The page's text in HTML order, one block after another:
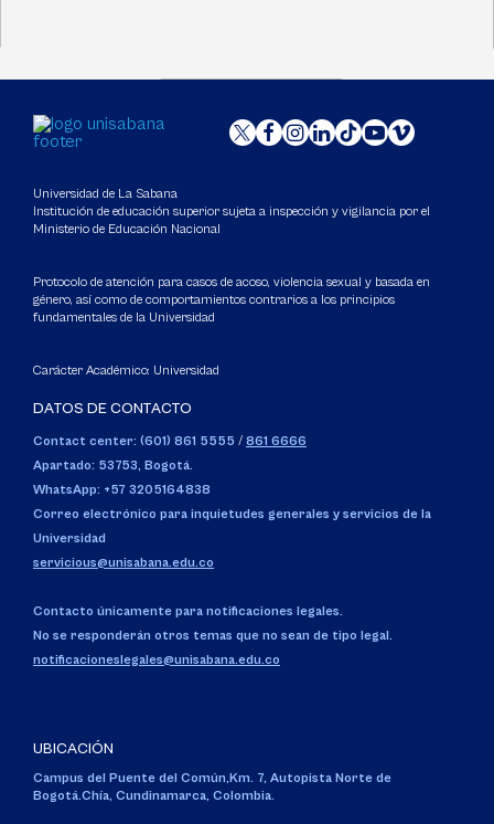
Universidad de La Sabana
Institución de educación superior sujeta a inspección y vigilancia por el
Ministerio de Educación Nacional
Protocolo de atención para casos de acoso, violencia sexual y basada en
género, así como de comportamientos contrarios a los principios
fundamentales de la Universidad
Carácter Académico: Universidad
DATOS DE CONTACTO
Contact center: (601) 861 5555 / 861 6666
Apartado: 53753, Bogotá.
WhatsApp: +57 3205164838
Correo electrónico para inquietudes generales y servicios de la
Universidad
servicious@unisabana.edu.co
Contacto únicamente para notificaciones legales.
No se responderán otros temas que no sean de tipo legal.
notificacioneslegales@unisabana.edu.co
UBICACIÓN
Campus del Puente del Común,Km. 7, Autopista Norte de
Bogotá.Chía, Cundinamarca, Colombia.